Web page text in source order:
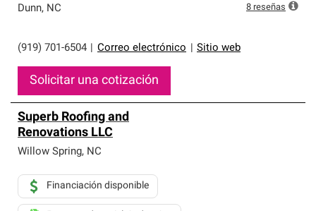
Dunn, NC
(919) 701-6504 Correo electrónico Sitio web
Solicitar una cotización
8 reseñas
Superb Roofing and
Renovations LLC
Willow Spring, NC
Financiación disponible